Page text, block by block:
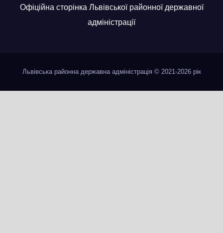
Офіційна сторінка Львівської районної державної
адміністрації
Львівська районна державна адміністрація © 2021-2026 рік